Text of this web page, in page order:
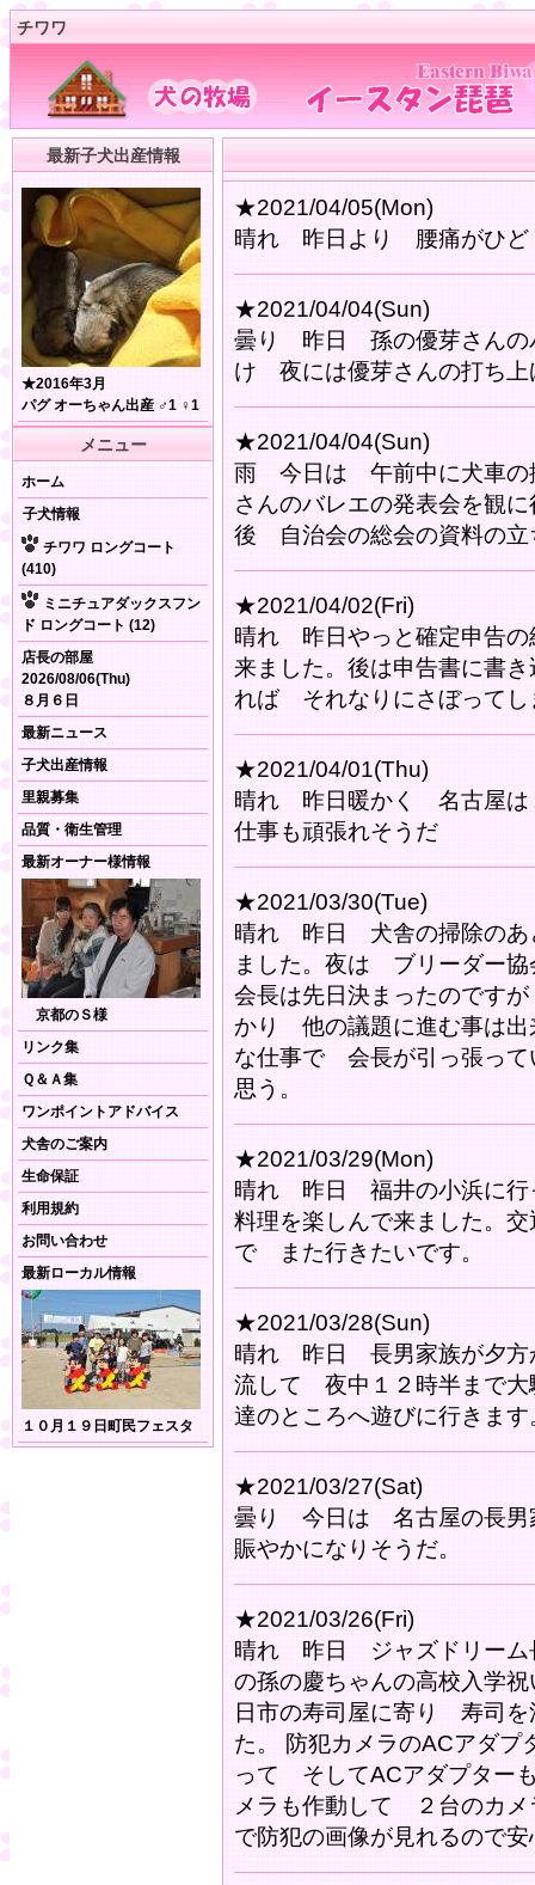
チワワ
最新子犬出産情報
★2016年3月
パグ オーちゃん出産 ♂1 ♀1
メニュー
ホーム
子犬情報
チワワ ロングコート
(410)
ミニチュアダックスフン
ド ロングコート (12)
店長の部屋
2026/08/06(Thu)
８月６日
最新ニュース
子犬出産情報
里親募集
品質・衛生管理
最新オーナー様情報
京都のＳ様
リンク集
Ｑ＆Ａ集
ワンポイントアドバイス
犬舎のご案内
生命保証
利用規約
お問い合わせ
最新ローカル情報
１０月１９日町民フェスタ
★2021/04/05(Mon)
晴れ 昨日より 腰痛がひ
★2021/04/04(Sun)
曇り 昨日 孫の優芽さんの
け 夜には優芽さんの打ち上
★2021/04/04(Sun)
雨 今日は 午前中に犬車
さんのバレエの発表会を観
後 自治会の総会の資料の立
★2021/04/02(Fri)
晴れ 昨日やっと確定申告の
来ました。後は申告書に書
れば それなりにさぼってし
★2021/04/01(Thu)
晴れ 昨日暖かく 名古屋は
仕事も頑張れそうだ
★2021/03/30(Tue)
晴れ 昨日 犬舎の掃除のあ
ました。夜は ブリーダー協
会長は先日決まったのです
かり 他の議題に進む事は出
な仕事で 会長が引っ張っ
思う。
★2021/03/29(Mon)
晴れ 昨日 福井の小浜に行
料理を楽しんで来ました。
で また行きたいです。
★2021/03/28(Sun)
晴れ 昨日 長男家族が夕方
流して 夜中１２時半まで
達のところへ遊びに行きます
★2021/03/27(Sat)
曇り 今日は 名古屋の長男
賑やかになりそうだ。
★2021/03/26(Fri)
晴れ 昨日 ジャズドリーム
の孫の慶ちゃんの高校入学
日市の寿司屋に寄り 寿司を
た。 防犯カメラのACアダ
って そしてACアダプター
メラも作動して ２台のカメ
で防犯の画像が見れるので